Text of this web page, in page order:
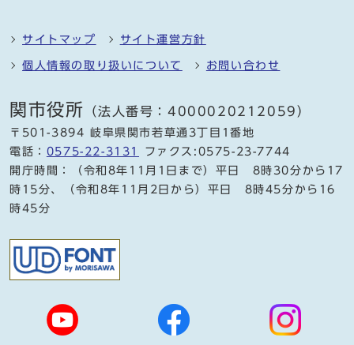
サイトマップ サイト運営方針
個人情報の取り扱いについて お問い合わせ
関市役所 （法人番号：4000020212059）
〒501-3894 岐阜県関市若草通3丁目1番地
電話： 0575-22-3131
ファクス:0575-23-7744
開庁時間：（令和8年11月1日まで）平日 8時30分から17
時15分、（令和8年11月2日から）平日 8時45分から16
時45分